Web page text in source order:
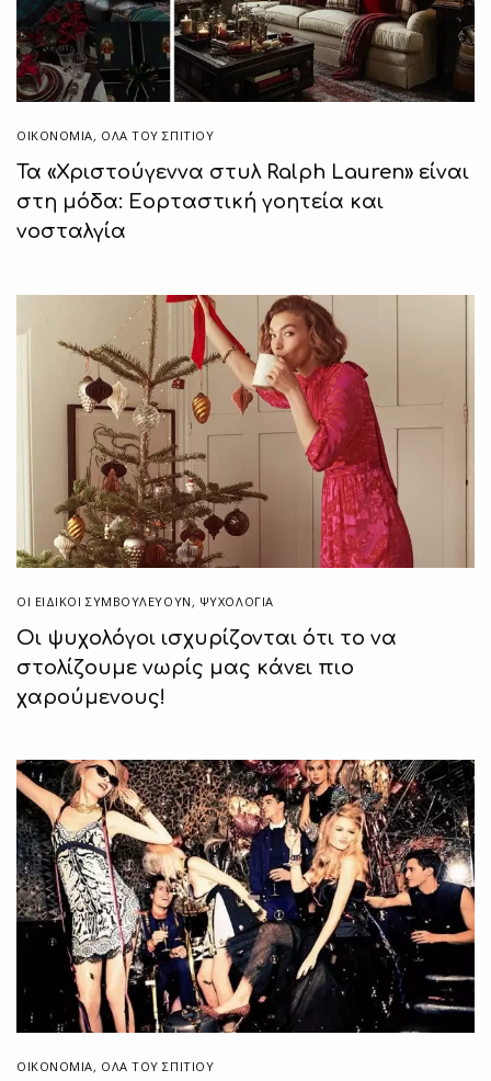
ΟΙΚΟΝΟΜΙΑ, ΌΛΑ ΤΟΥ ΣΠΙΤΙΟΥ
Τα «Χριστούγεννα στυλ Ralph Lauren» είναι
στη μόδα: Εορταστική γοητεία και
νοσταλγία
ΟΙ ΕΙΔΙΚΟΊ ΣΥΜΒΟΥΛΕΎΟΥΝ , ΨΥΧΟΛΟΓΙΑ
Οι ψυχολόγοι ισχυρίζονται ότι το να
στολίζουμε νωρίς μας κάνει πιο
χαρούμενους!
ΟΙΚΟΝΟΜΙΑ, ΌΛΑ ΤΟΥ ΣΠΙΤΙΟΥ